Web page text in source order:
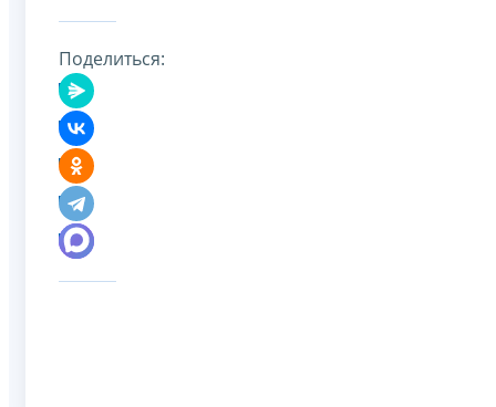
Поделиться: